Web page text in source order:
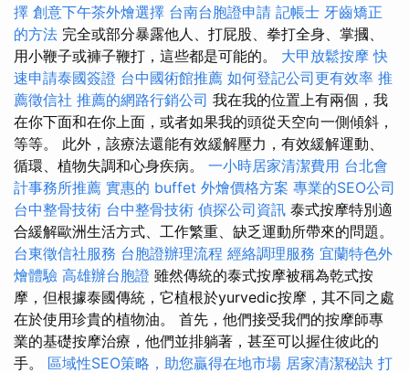
擇 創意下午茶外燴選擇 台南台胞證申請 記帳士 牙齒矯正
的方法 完全或部分暴露他人、打屁股、拳打全身、掌摑、
用小鞭子或褲子鞭打，這些都是可能的。 大甲放鬆按摩快
速申請泰國簽證 台中國術館推薦 如何登記公司更有效率 推
薦徵信社 推薦的網路行銷公司 我在我的位置上有兩個，我
在你下面和在你上面，或者如果我的頭從天空向一側傾斜，
等等。 此外，該療法還能有效緩解壓力，有效緩解運動、
循環、植物失調和心身疾病。 一小時居家清潔費用 台北會
計事務所推薦 實惠的 buffet 外燴價格方案 專業的SEO公司
台中整骨技術 台中整骨技術 偵探公司資訊 泰式按摩特別適
合緩解歐洲生活方式、工作繁重、缺乏運動所帶來的問題。
台東徵信社服務 台胞證辦理流程 經絡調理服務 宜蘭特色外
燴體驗 高雄辦台胞證 雖然傳統的泰式按摩被稱為乾式按
摩，但根據泰國傳統，它植根於yurvedic按摩，其不同之處
在於使用珍貴的植物油。 首先，他們接受我們的按摩師專
業的基礎按摩治療，他們並排躺著，甚至可以握住彼此的
手。 區域性SEO策略，助您贏得在地市場 居家清潔秘訣 打